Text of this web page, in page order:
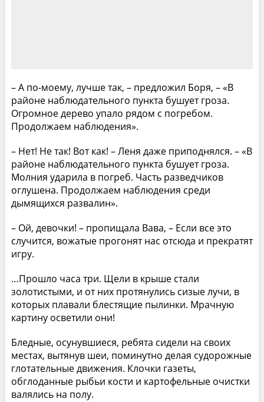
– А по-моему, лучше так, – предложил Боря, – «В
районе наблюдательного пункта бушует гроза.
Огромное дерево упало рядом с погребом.
Продолжаем наблюдения».
– Нет! Не так! Вот как! – Леня даже приподнялся. – «В
районе наблюдательного пункта бушует гроза.
Молния ударила в погреб. Часть разведчиков
оглушена. Продолжаем наблюдения среди
дымящихся развалин».
– Ой, девочки! – пропищала Вава, – Если все это
случится, вожатые прогонят нас отсюда и прекратят
игру.
…Прошло часа три. Щели в крыше стали
золотистыми, и от них протянулись сизые лучи, в
которых плавали блестящие пылинки. Мрачную
картину осветили они!
Бледные, осунувшиеся, ребята сидели на своих
местах, вытянув шеи, поминутно делая судорожные
глотательные движения. Клочки газеты,
обглоданные рыбьи кости и картофельные очистки
валялись на полу.